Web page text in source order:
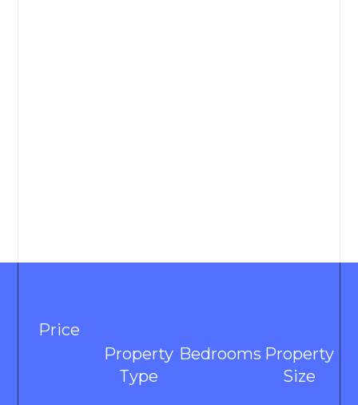
Price
Property
Type
Bedrooms Property
Size